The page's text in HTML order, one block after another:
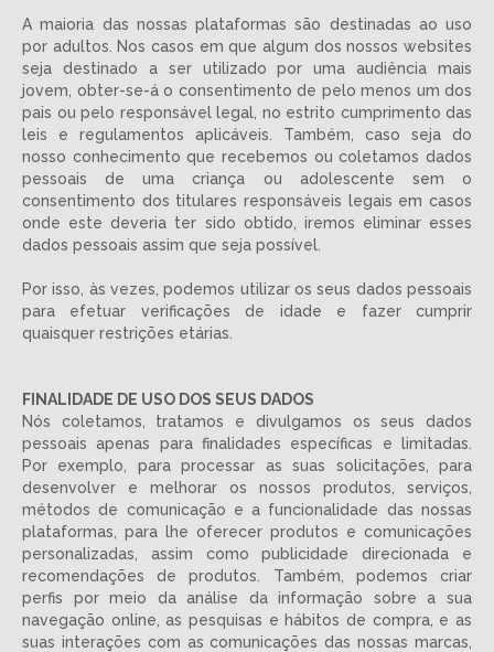
A maioria das nossas plataformas são destinadas ao uso
por adultos. Nos casos em que algum dos nossos websites
seja destinado a ser utilizado por uma audiência mais
jovem, obter-se-á o consentimento de pelo menos um dos
pais ou pelo responsável legal, no estrito cumprimento das
leis e regulamentos aplicáveis. Também, caso seja do
nosso conhecimento que recebemos ou coletamos dados
pessoais de uma criança ou adolescente sem o
consentimento dos titulares responsáveis legais em casos
onde este deveria ter sido obtido, iremos eliminar esses
dados pessoais assim que seja possível.
Por isso, às vezes, podemos utilizar os seus dados pessoais
para efetuar verificações de idade e fazer cumprir
quaisquer restrições etárias.
FINALIDADE DE USO DOS SEUS DADOS
Nós coletamos, tratamos e divulgamos os seus dados
pessoais apenas para finalidades específicas e limitadas.
Por exemplo, para processar as suas solicitações, para
desenvolver e melhorar os nossos produtos, serviços,
métodos de comunicação e a funcionalidade das nossas
plataformas, para lhe oferecer produtos e comunicações
personalizadas, assim como publicidade direcionada e
recomendações de produtos. Também, podemos criar
perfis por meio da análise da informação sobre a sua
navegação online, as pesquisas e hábitos de compra, e as
suas interações com as comunicações das nossas marcas,